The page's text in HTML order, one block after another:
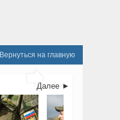
Вернуться на главную

Далее ►